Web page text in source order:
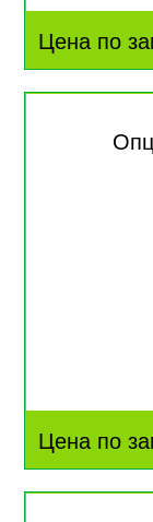
Цена по
Цена по